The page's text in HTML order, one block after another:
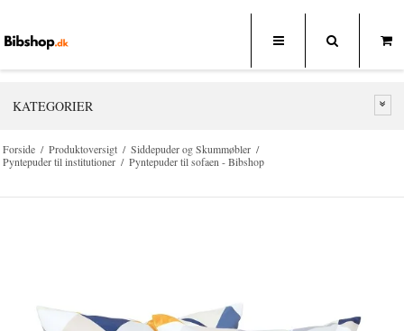
KATEGORIER
Forside / Produktoversigt / Siddepuder og Skummøbler /
Pyntepuder til institutioner / Pyntepuder til sofaen - Bibshop